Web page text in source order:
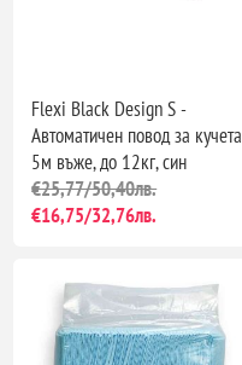
Flexi Black Design S -
Автоматичен повод за кучета
5м въже, до 12кг, син
€25,77/50,40лв.
€16,75/32,76лв.